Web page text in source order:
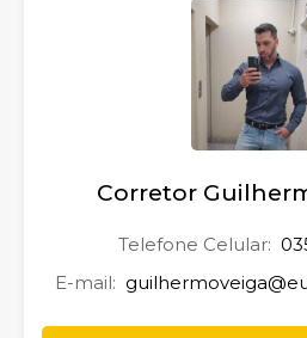
Corretor
Telefone Celular:
E-mail: